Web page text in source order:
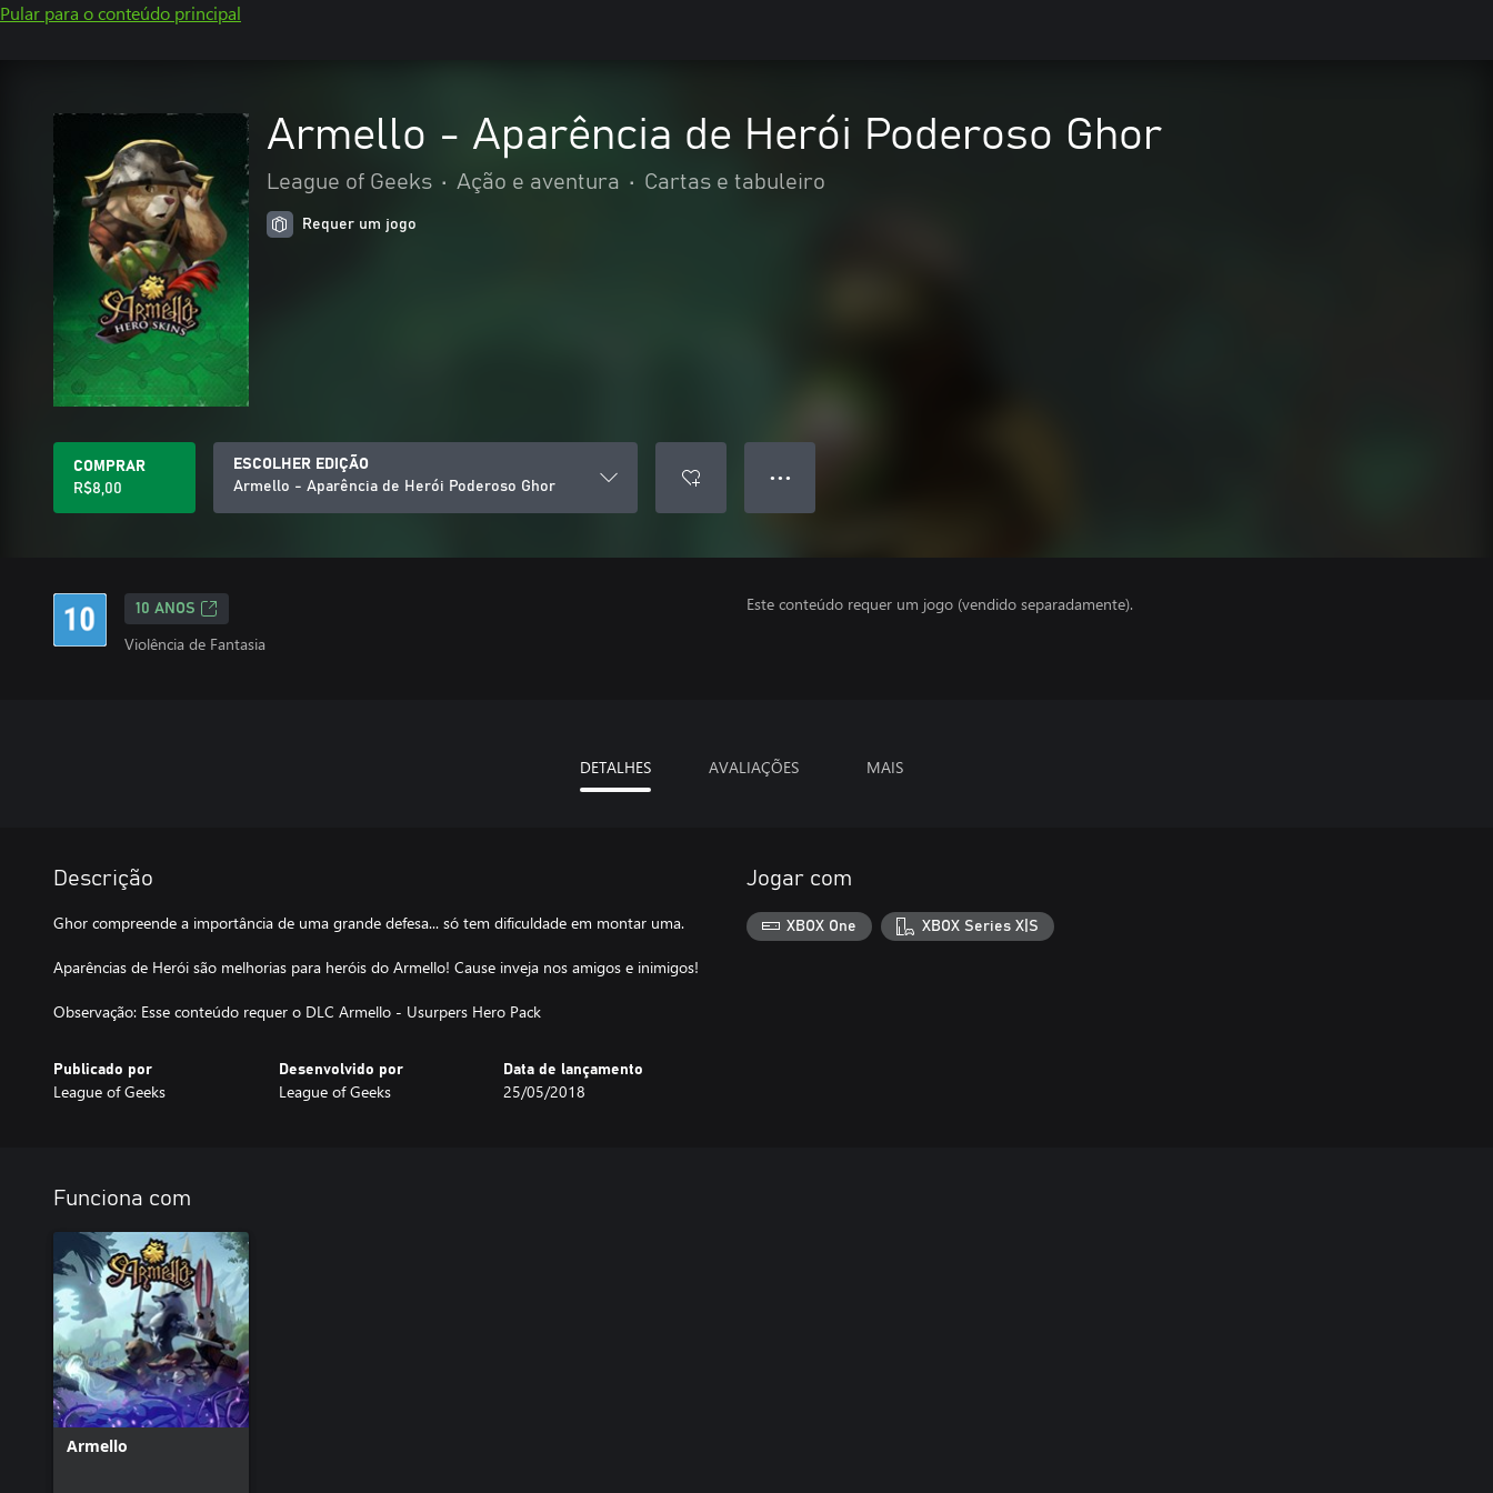
Pular para o conteúdo principal
Armello - Aparência de Herói Poderoso Ghor
League of Geeks • Ação e aventura • Cartas e tabuleiro
Requer um jogo
COMPRAR
R$8,00
ESCOLHER EDIÇÃO
Armello - Aparência de Herói Poderoso Ghor
● ● ●
10 ANOS
Violência de Fantasia
Este conteúdo requer um jogo (vendido separadamente).
DETALHES AVALIAÇÕES MAIS
Descrição
Ghor compreende a importância de uma grande defesa... só tem dificuldade em montar uma.
Aparências de Herói são melhorias para heróis do Armello! Cause inveja nos amigos e inimigos!
Observação: Esse conteúdo requer o DLC Armello - Usurpers Hero Pack
Publicado por
League of Geeks
Desenvolvido por
League of Geeks
Data de lançamento
25/05/2018
Jogar com
XBOX One XBOX Series X|S
Funciona com
Armello